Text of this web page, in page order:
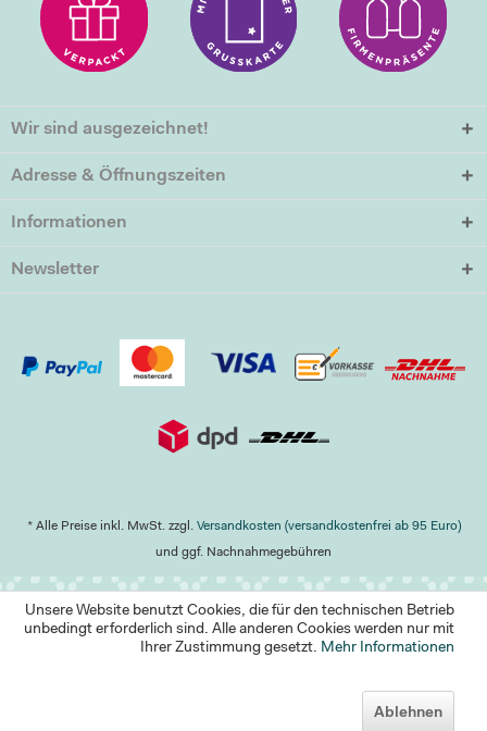
Wir sind ausgezeichnet!
Adresse & Öffnungszeiten
Informationen
Newsletter
* Alle Preise inkl. MwSt. zzgl. Versandkosten (versandkostenfrei ab 95 Euro)
und ggf. Nachnahmegebühren
Unsere Website benutzt Cookies, die für den technischen Betrieb
unbedingt erforderlich sind. Alle anderen Cookies werden nur mit
Ihrer Zustimmung gesetzt. Mehr Informationen
Ablehnen